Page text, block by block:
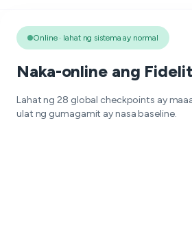
Online · lahat ng sistema ay normal
Naka-online ang
Lahat ng 28 global checkpoints ay
ulat ng gumagamit ay nasa baseline.